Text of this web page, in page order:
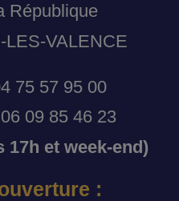
République
LES-VALENCE
75 57 95 00
09 85 46 23
17h et week-end)
: